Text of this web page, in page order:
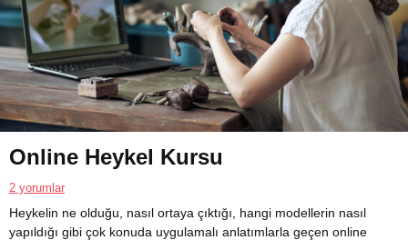
Online Heykel Kursu
2 yorumlar
Heykelin ne olduğu, nasıl ortaya çıktığı, hangi modellerin nasıl
yapıldığı gibi çok konuda uygulamalı anlatımlarla geçen online